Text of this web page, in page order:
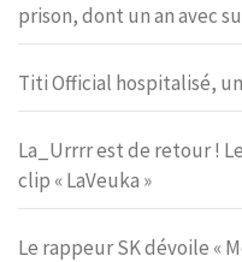
prison, dont un an avec
Titi Official hospitalisé,
La_Urrrr est de retour !
clip « LaVeuka »
Le rappeur SK dévoile «